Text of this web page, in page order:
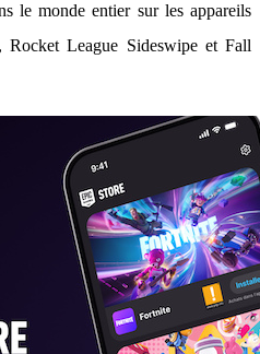
le monde entier sur les appareils
League Sideswipe et Fall